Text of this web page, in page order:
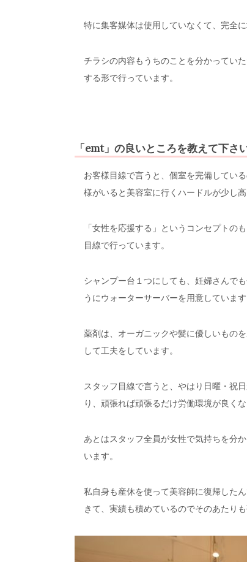
特に集客媒体は使用していなくて、完全
チラシの内容もうちのことを分かってい
する形で行っています。
「emt」の良いところを教えて下さ
お客様目線で言うと、個室を完備してい
様がいると美容室に行くハードルが少し高
「女性を応援する」というコンセプトの
目線で行っています。
シャンプー台１つにしても、妊婦さんで
うにウォーターサーバーを用意しています
薬剤は、オーガニックや髪に優しいもの
して工夫をしています。
スタッフ目線で言うと、やはり日曜・祝
り、頑張れば頑張るだけ労働環境が良く
あとはスタッフ全員が女性で気持ちを分
います。
私自身も産休を使って美容師に復帰した
きて、実績も積めているのでそのあたりも